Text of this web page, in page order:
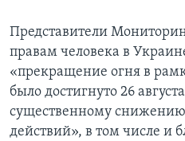
Представители
правам человека в
«прекращение огня в
было достигнуто 26
существенному
действий», в том числе и